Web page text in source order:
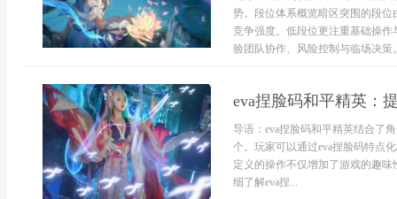
势。段位体系概览暗区突围的段
竞争强度。低段位更注重基础操
验团队协作、风险控制与临场决
eva捏脸码和平精英：
导语：eva捏脸码和平精英结合了
个。玩家可以通过eva捏脸码特点
定义的操作不仅增加了游戏的趣
细了解eva捏...